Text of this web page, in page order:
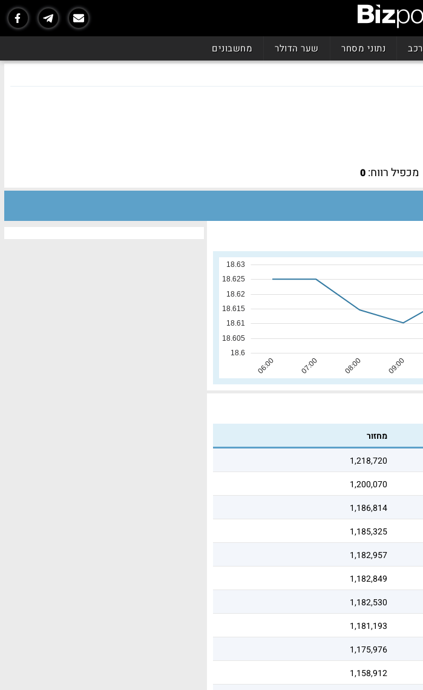
רכב נתוני מסחר שער הדולר מחשבונים
מכפיל רווח: 0
מחזור
1,218,720
1,200,070
1,186,814
1,185,325
1,182,957
1,182,849
1,182,530
1,181,193
1,175,976
1,158,912